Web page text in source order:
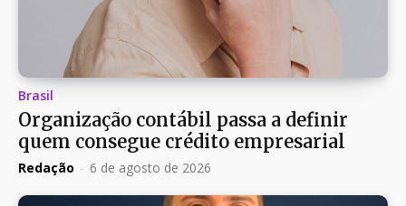
Brasil
Organização contábil passa a definir
quem consegue crédito empresarial
Redação - 6 de agosto de 2026